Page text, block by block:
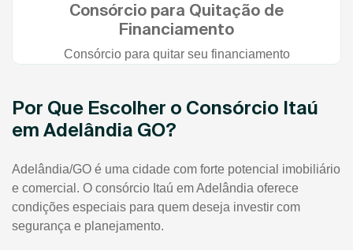
Consórcio para Quitação de
Financiamento
Consórcio para quitar seu financiamento
Por Que Escolher o Consórcio Itaú
em Adelândia GO?
Adelândia/GO é uma cidade com forte potencial imobiliário
e comercial. O consórcio Itaú em Adelândia oferece
condições especiais para quem deseja investir com
segurança e planejamento.